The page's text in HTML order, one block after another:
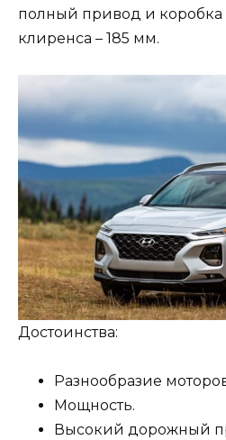
полный привод и коробка
клиренса – 185 мм.
Достоинства:
Разнообразие
Мощность.
Высокий дорожный